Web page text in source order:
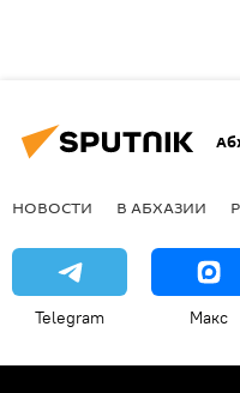
НОВОСТИ В АБХАЗИИ
Telegram Макс